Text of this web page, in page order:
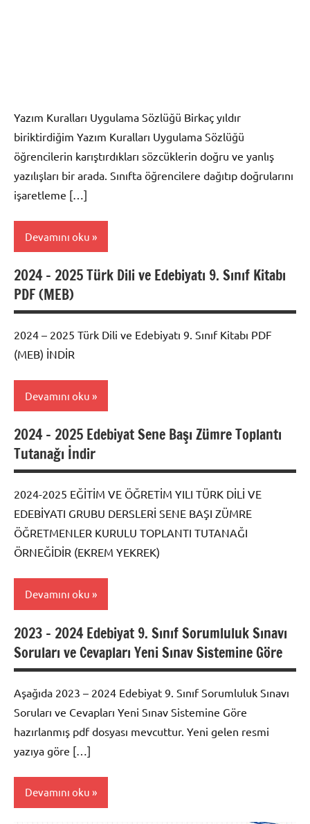
Yazım Kuralları Uygulama Sözlüğü Birkaç yıldır
biriktirdiğim Yazım Kuralları Uygulama Sözlüğü
öğrencilerin karıştırdıkları sözcüklerin doğru ve yanlış
yazılışları bir arada. Sınıfta öğrencilere dağıtıp doğrularını
işaretleme […]
Devamını oku
Dosya
Türkçe
Konuları
2024 – 2025 Türk Dili ve Edebiyatı 9. Sınıf Kitabı
PDF (MEB)
2024 – 2025 Türk Dili ve Edebiyatı 9. Sınıf Kitabı PDF
(MEB) İNDİR
Devamını oku
Dosyalar
Editörün
2024 – 2025 Edebiyat Sene Başı Zümre Toplantı
Tutanağı İndir
2024-2025 EĞİTİM VE ÖĞRETİM YILI TÜRK DİLİ VE
EDEBİYATI GRUBU DERSLERİ SENE BAŞI ZÜMRE
ÖĞRETMENLER KURULU TOPLANTI TUTANAĞI
ÖRNEĞİDİR (EKREM YEKREK)
Devamını oku
Dosyalar
2023 – 2024 Edebiyat 9. Sınıf Sorumluluk Sınavı
Soruları ve Cevapları Yeni Sınav Sistemine Göre
Aşağıda 2023 – 2024 Edebiyat 9. Sınıf Sorumluluk Sınavı
Soruları ve Cevapları Yeni Sınav Sistemine Göre
hazırlanmış pdf dosyası mevcuttur. Yeni gelen resmi
yazıya göre […]
Devamını oku